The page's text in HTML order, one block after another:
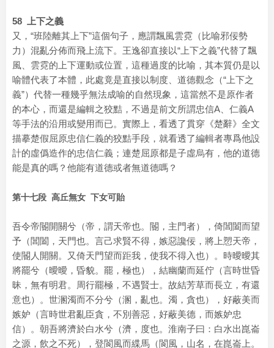
58 上下之義
又，“班陸離其上下”這個句子，應謂飄風雲霓（比喻邪佞勢
力）混亂分佈而飛上流下。王逸卻直接以“上下之義”代替了飄
風、雲霓的上下運動或位置，這種過度的比喻，其本質仍是以
喻體代表了本體，此處竟是直接以制度、道德觀念（“上下之
義”）代替一種幾乎無法成喻的自然現象，這當然不是原作者
的本心，而還是編輯之狡黠，不過是前文所謂忠信A、仁義A
等手法的沿用或變用而已。實際上，看透了貫穿《楚辭》全文
描摹楚假屈原忠信仁義的狡黠手段，就看透了編輯者專爲他設
計的虛僞造作的忠信仁義；連楚屈原都是子虛烏有，他的道德
能是真的嗎？他能有道德或者無道德嗎？
第十七段 高丘無女 下女可貽
吾令帝閽開關兮（帝，謂天帝也。閽，主門者），倚閶闔而望
予（閶闔，天門也。言己求賢不得，嫉惡讒佞，將上愬天帝，
使閽人開關。又倚天門望而距我，使我不得入也）。時曖曖其
將罷兮（曖曖，昏貌。罷，極也），結幽蘭而延佇（言時世昏
昧，無有明君。周行罷極，不遇賢士。故結芳草而長立，有還
意也）。世溷濁而不分兮（溷，亂也。濁，貪也），好蔽美而
嫉妒（言時世君亂臣貪，不別善惡，好蔽美德，而嫉妒忠
信）。朝吾將濟於白水兮（濟，度也。淮南子曰：白水出崑崙
之源，飲之不死），登閬風而緤馬（閬風，山名，在崑崙上。